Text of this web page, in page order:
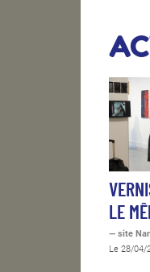
LE
— site
Le 28/04/